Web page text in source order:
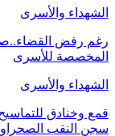
الشهداء والأسرى
رغم رفض
المخصصة للأسرى
الشهداء والأسرى
قمع وخنادق
سجن النقب